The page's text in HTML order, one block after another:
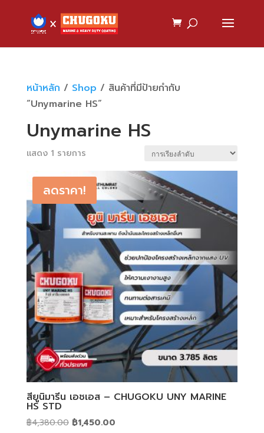
หน้าหลัก / Shop / สินค้าที่มีป้ายกำกับ
“Unymarine HS”
Unymarine HS
แสดง 1 รายการ
ลดราคา!
สียูนิมารีน เอชเอส – CHUGOKU UNY MARINE
HS STD
฿4,380.00 Original
฿1,450.00Current